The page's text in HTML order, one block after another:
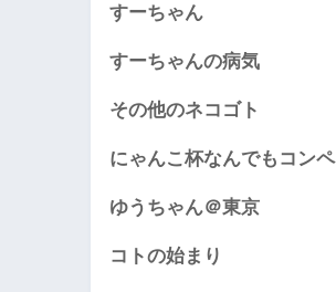
すーちゃん
すーちゃんの病気
その他のネコゴト
にゃんこ杯なんでもコンペ
ゆうちゃん＠東京
コトの始まり